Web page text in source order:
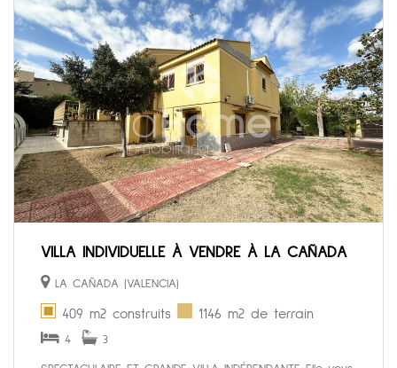
VILLA INDIVIDUELLE À VENDRE À LA CAÑADA
LA CAÑADA (VALENCIA)
409 m2 construits 1146 m2 de terrain
4 3